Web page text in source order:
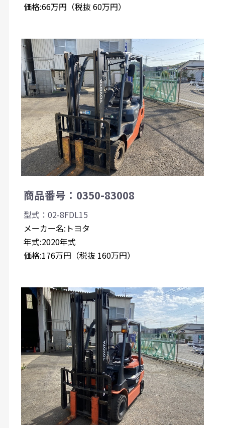
価格:66万円（税抜 60万円）
商品番号：0350-83008
型式：02-8FDL15
メーカー名:トヨタ
年式:2020年式
価格:176万円（税抜 160万円）